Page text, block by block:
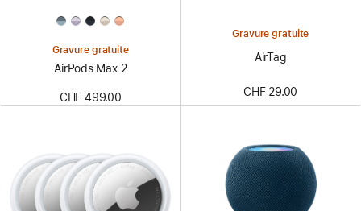
Gravure gratuite
AirPods Max 2
CHF 499.00
Gravure gratuite
AirTag
CHF 29.00